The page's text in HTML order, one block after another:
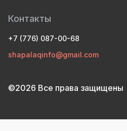
Контакты
+7 (776) 087-00-68
shapalaqinfo@gmail.com
©2026 Все права защищены